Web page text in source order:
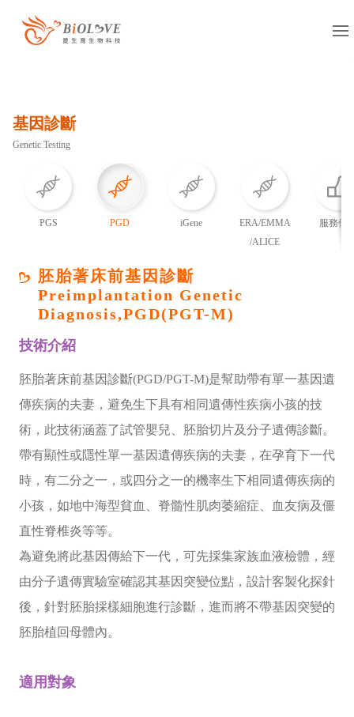
凍卵
借卵提領 多元成家
捐精
服務據點
台灣
新竹院
台北院
台中辦事處
台南辦事處
香港業務部 HK
東京業務部 JP
最新消息
關於我們
基因診斷
Genetic Testing
PGS PGD iGene
ERA/EMMA
/ALICE
服務優
胚胎著床前基因診斷
Preimplantation Genetic
Diagnosis,PGD(PGT-M)
技術介紹
胚胎著床前基因診斷(PGD/PGT-M)是幫助帶有單一基因遺
傳疾病的夫妻，避免生下具有相同遺傳性疾病小孩的技
術，此技術涵蓋了試管嬰兒、胚胎切片及分子遺傳診斷。
帶有顯性或隱性單一基因遺傳疾病的夫妻，在孕育下一代
時，有二分之一，或四分之一的機率生下相同遺傳疾病的
小孩，如地中海型貧血、脊髓性肌肉萎縮症、血友病及僵
直性脊椎炎等等。
為避免將此基因傳給下一代，可先採集家族血液檢體，經
由分子遺傳實驗室確認其基因突變位點，設計客製化探針
後，針對胚胎採樣細胞進行診斷，進而將不帶基因突變的
胚胎植回母體內。
適用對象